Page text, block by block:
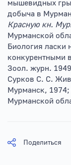
мышевидных
добыча в
Красную кн.
Мурманской
Биология ласки
конкурентными
Зоол. журн.
Сурков С. С.
Мурманск,
Мурманской
Поделиться